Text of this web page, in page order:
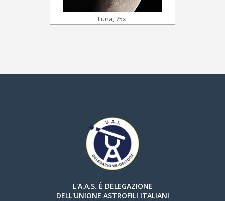
Luna, 75x
L'A.A.S. È DELEGAZIONE
DELL'UNIONE ASTROFILI ITALIANI